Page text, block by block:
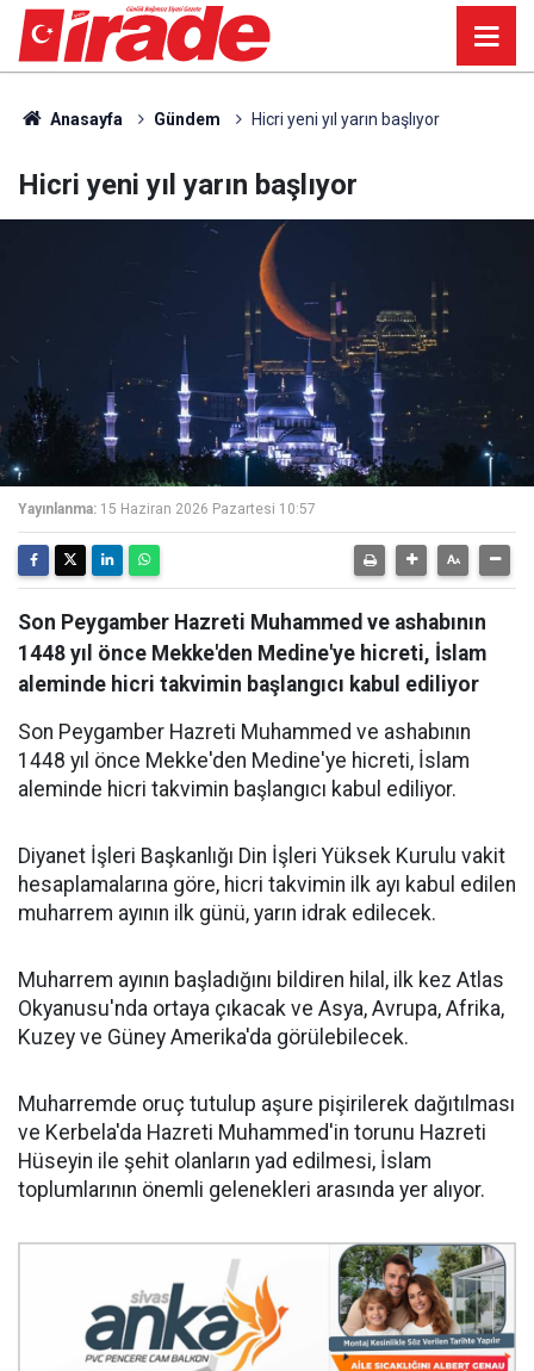
Anasayfa Gündem Hicri yeni yıl yarın başlıyor
Hicri yeni yıl yarın başlıyor
Yayınlanma: 15 Haziran 2026 Pazartesi 10:57
Son Peygamber Hazreti Muhammed ve ashabının
1448 yıl önce Mekke'den Medine'ye hicreti, İslam
aleminde hicri takvimin başlangıcı kabul ediliyor
Son Peygamber Hazreti Muhammed ve ashabının
1448 yıl önce Mekke'den Medine'ye hicreti, İslam
aleminde hicri takvimin başlangıcı kabul ediliyor.
Diyanet İşleri Başkanlığı Din İşleri Yüksek Kurulu vakit
hesaplamalarına göre, hicri takvimin ilk ayı kabul edilen
muharrem ayının ilk günü, yarın idrak edilecek.
Muharrem ayının başladığını bildiren hilal, ilk kez Atlas
Okyanusu'nda ortaya çıkacak ve Asya, Avrupa, Afrika,
Kuzey ve Güney Amerika'da görülebilecek.
Muharremde oruç tutulup aşure pişirilerek dağıtılması
ve Kerbela'da Hazreti Muhammed'in torunu Hazreti
Hüseyin ile şehit olanların yad edilmesi, İslam
toplumlarının önemli gelenekleri arasında yer alıyor.